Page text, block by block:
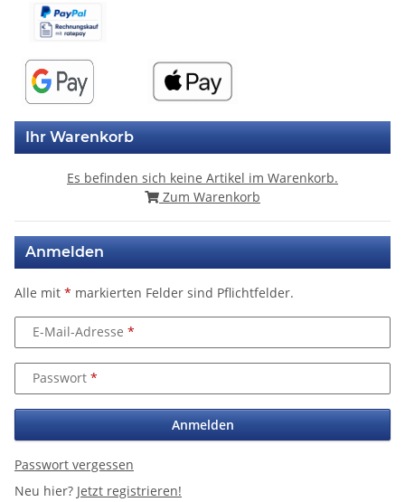
Ihr Warenkorb
Es befinden sich keine Artikel im Warenkorb.
Zum Warenkorb
Anmelden
Alle mit * markierten Felder sind Pflichtfelder.
E-Mail-Adresse
Passwort
Anmelden
Passwort vergessen
Neu hier? Jetzt registrieren!